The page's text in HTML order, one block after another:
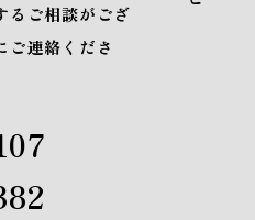
るご相談がござ
ご連絡くださ